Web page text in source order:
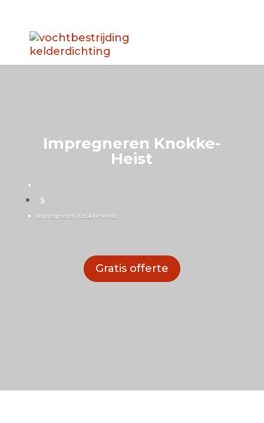
Impregneren Knokke-
Heist
$
Impregneren Knokke-Heist
Gratis offerte